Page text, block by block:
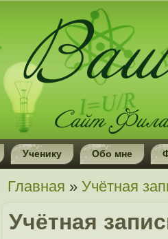
Ученику Обо мне
Вы здесь
Главная »Учётная
Учётная